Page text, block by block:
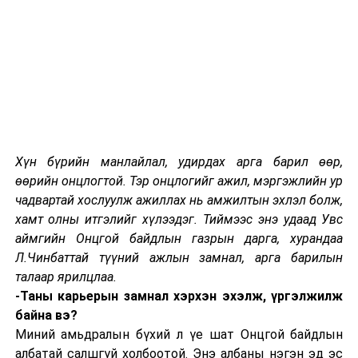
хэрэг юм.
Дэлхийн эдийн засагт учирсан энэ хямрал Монголд
хэрхэн сүүдрээ тусгасныг Ерөнхий сайд Л.Оюун-
Эрдэнийн хэлсэн хоёрхон өгүүлбэрээс харж
болохоор байна. Тэрээр “Цар тахлаас үүдэн нэгхэн
жилийн өмнө 5.2 хувийн өсөлттэй байсан Монголын
эдийн засаг -6 хувь болж агшлаа. Энэ үзүүлэлтүүдээс
улбаалж эдийн засагт, зах зээлд эргэх ёстой байсан 8
их наяд төгрөг гацсан байна” гэсэн юм.
Хүн бүрийн манлайлал, удирдах арга барил өөр,
өөрийн онцлогтой. Тэр онцлогийг ажил, мэргэжлийн ур
чадвартай хослуулж ажиллах нь амжилтын эхлэл болж,
хамт олны итгэлийг хүлээдэг. Тиймээс энэ удаад Увс
аймгийн Онцгой байдлын газрын дарга, хурандаа
Л.Чинбаттай түүний ажлын замнал, арга барилын
талаар ярилцлаа.
-Таны карьерын замнал хэрхэн эхэлж, үргэлжилж
байна вэ?
Миний амьдралын бүхий л үе шат Онцгой байдлын
албатай салшгүй холбоотой. Энэ албаны нэгэн эд эс